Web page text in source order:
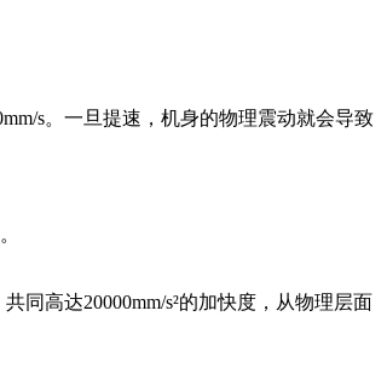
s。一旦提速，机身的物理震动就会导致
高达20000mm/s²的加快度，从物理层面